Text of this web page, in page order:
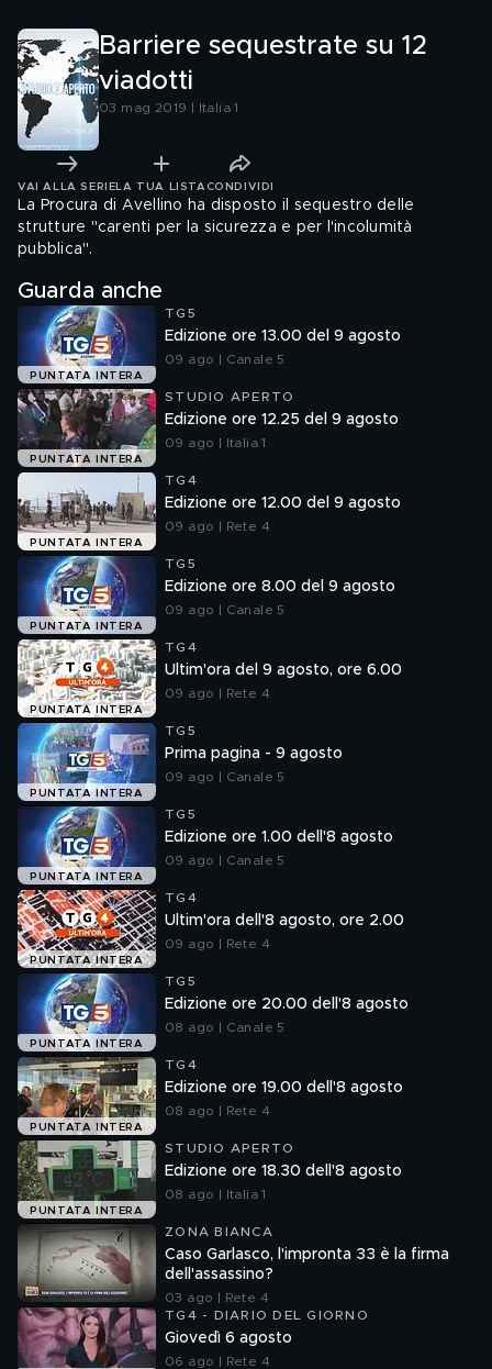
Barriere sequestrate su 12
viadotti
03 mag 2019 | Italia 1
VAI ALLA SERIE LA TUA LISTA CONDIVIDI
La Procura di Avellino ha disposto il sequestro delle
strutture "carenti per la sicurezza e per l'incolumità
pubblica".
Guarda anche
PUNTATA INTERA
TG5
Edizione ore 13.00 del 9 agosto
09 ago | Canale 5
PUNTATA INTERA
STUDIO APERTO
Edizione ore 12.25 del 9 agosto
09 ago | Italia 1
PUNTATA INTERA
TG4
Edizione ore 12.00 del 9 agosto
09 ago | Rete 4
PUNTATA INTERA
TG5
Edizione ore 8.00 del 9 agosto
09 ago | Canale 5
PUNTATA INTERA
TG4
Ultim'ora del 9 agosto, ore 6.00
09 ago | Rete 4
PUNTATA INTERA
TG5
Prima pagina - 9 agosto
09 ago | Canale 5
PUNTATA INTERA
TG5
Edizione ore 1.00 dell'8 agosto
09 ago | Canale 5
PUNTATA INTERA
TG4
Ultim'ora dell'8 agosto, ore 2.00
09 ago | Rete 4
PUNTATA INTERA
TG5
Edizione ore 20.00 dell'8 agosto
08 ago | Canale 5
PUNTATA INTERA
TG4
Edizione ore 19.00 dell'8 agosto
08 ago | Rete 4
PUNTATA INTERA
STUDIO APERTO
Edizione ore 18.30 dell'8 agosto
08 ago | Italia 1
ZONA BIANCA
Caso Garlasco, l'impronta 33 è la firma
dell'assassino?
03 ago | Rete 4
TG4 - DIARIO DEL GIORNO
Giovedì 6 agosto
06 ago | Rete 4